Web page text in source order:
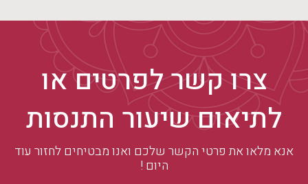
צרו קשר לפרטים או
לתיאום שיעור התנסות
אנא מלאו את פרטי הקשר שלכם ואנו מבטיחים לחזור עוד
היום !